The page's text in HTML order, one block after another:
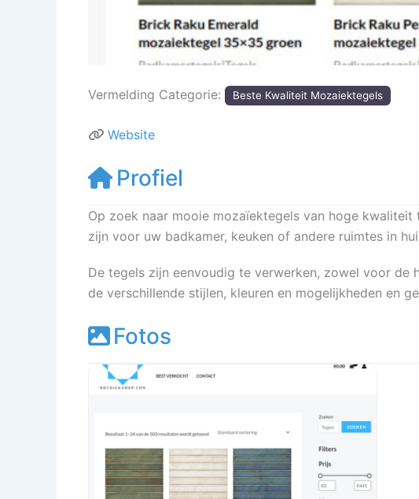
Vermelding Categorie: Beste Kwaliteit Mozaiektegels
Website
Profiel
Op zoek naar mooie mozaïektegels van hoge
zijn voor uw badkamer, keuken of andere ruimtes in
De tegels zijn eenvoudig te verwerken, zowel voor
de verschillende stijlen, kleuren en mogelijkheden en
Fotos